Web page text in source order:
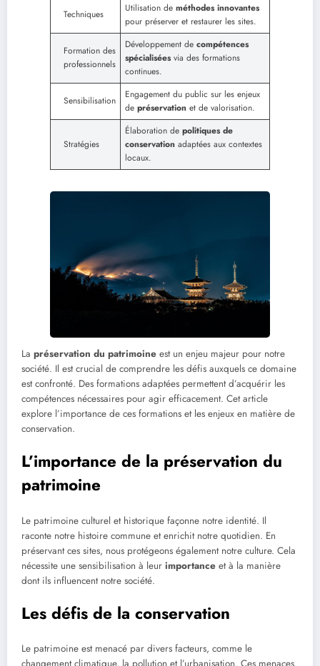
Techniques Utilisation de méthodes innovantes
pour préserver et restaurer les sites.
Formation des
professionnels
Développement de compétences
spécialiséesvia des formations
continues.
Sensibilisation
Engagement du public sur les enjeux
de préservation et de valorisation.
Stratégies
Élaboration de politiques de
conservation adaptées aux contextes
locaux.
La préservation du patrimoine est un enjeu majeur pour notre
société. Il est crucial de comprendre les défis auxquels ce domaine
est confronté. Des formations adaptées permettent d’acquérir les
compétences nécessaires pour agir efficacement. Cet article
explore l’importance de ces formations et les enjeux en matière de
conservation.
L’importance de la préservation du
patrimoine
Le patrimoine culturel et historique façonne notre identité. Il
raconte notre histoire commune et enrichit notre quotidien. En
préservant ces sites, nous protégeons également notre culture. Cela
nécessite une sensibilisation à leur importance et à la manière
dont ils influencent notre société.
Les défis de la conservation
Le patrimoine est menacé par divers facteurs, comme le